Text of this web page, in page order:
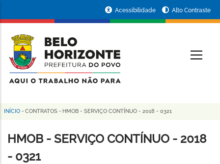
conteúdo
principal
da
Prefeitura
de
Horizonte
Acessibilidade Alto Contraste
Trilha
de
navegação
INÍCIO - CONTRATOS - HMOB - SERVIÇO CONTÍNUO - 2018 - 0321
HMOB - SERVIÇO CONTÍNUO - 2018
- 0321